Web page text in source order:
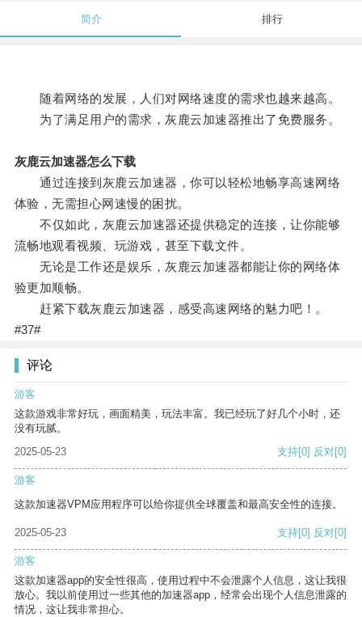
简介 排行
随着网络的发展，人们对网络速度的需求也越来越高。
为了满足用户的需求，灰鹿云加速器推出了免费服务。
灰鹿云加速器怎么下载
通过连接到灰鹿云加速器，你可以轻松地畅享高速网络
体验，无需担心网速慢的困扰。
不仅如此，灰鹿云加速器还提供稳定的连接，让你能够
流畅地观看视频、玩游戏，甚至下载文件。
无论是工作还是娱乐，灰鹿云加速器都能让你的网络体
验更加顺畅。
赶紧下载灰鹿云加速器，感受高速网络的魅力吧！。
#37#
评论
游客
这款游戏非常好玩，画面精美，玩法丰富。我已经玩了好几个小时，还
没有玩腻。
2025-05-23
支持[0] 反对[0]
游客
这款加速器VPM应用程序可以给你提供全球覆盖和最高安全性的连接。
2025-05-23 支持[0] 反对[0]
游客
这款加速器app的安全性很高，使用过程中不会泄露个人信息，这让我很
放心。我以前使用过一些其他的加速器app，经常会出现个人信息泄露的
情况，这让我非常担心。